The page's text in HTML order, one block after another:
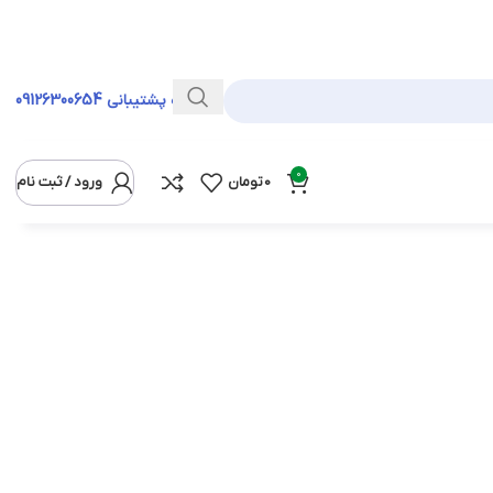
خط ویژه پشتیبانی 09126300654
0
0تومان ورود / ثبت نام